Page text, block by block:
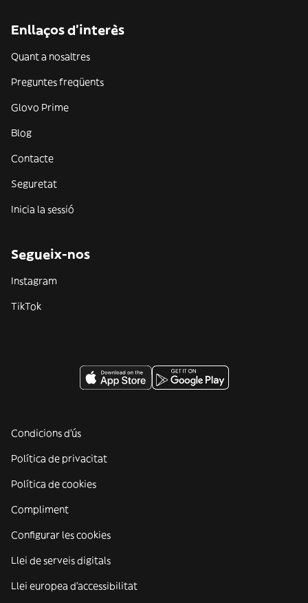
Enllaços d'interès
Quant a nosaltres
Preguntes freqüents
Glovo Prime
Blog
Contacte
Seguretat
Inicia la sessió
Segueix-nos
Instagram
TikTok
Condicions d'ús
Política de privacitat
Política de cookies
Compliment
Configurar les cookies
Llei de serveis digitals
Llei europea d'accessibilitat